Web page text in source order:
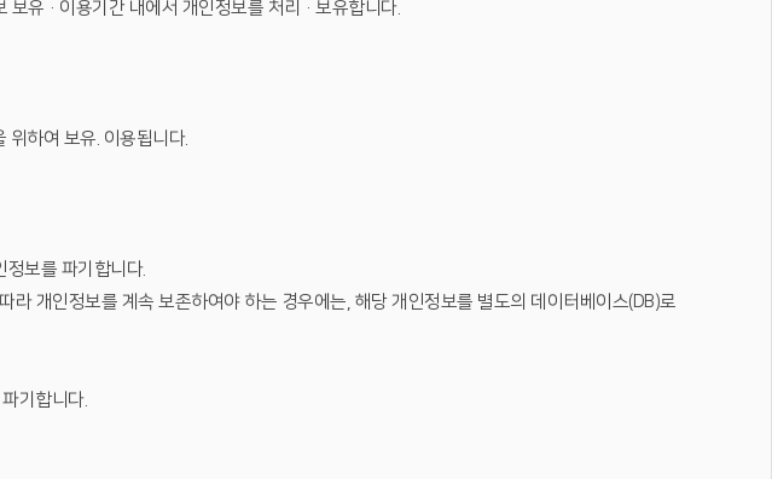
보유·이용기간 내에서 개인정보를 처리·보유합니다.
하여 보유. 이용됩니다.
보를 파기합니다.
개인정보를 계속 보존하여야 하는 경우에는, 해당 개인정보를 별도의 데이터베이스(DB)로
기합니다.